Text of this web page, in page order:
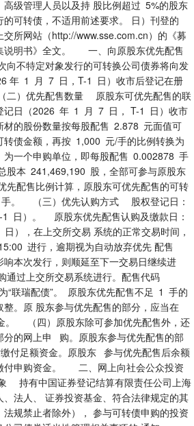
高级管理人员以及持 股比例超过 5%的股东
可转债，不适用前述要求。 日）刊登的
交所网站（http://www.sse.com.cn）的《募
说明书》全文。 一、向原股东优先配售
不特定对象发行的可转换公司债券将向发
年 1 月 7 日，T-1 日）收市后登记在册
）优先配售数量 原股东可优先配售的联
记日（2026 年 1 月 7 日， T-1 日）收市
材的股份数量按每股配售 2.878 元面值可
转债金额，再按 1,000 元/手的比例转换为
一个申购单位，即每股配售 0.002878 手
本 241,469,190 股，全部可参与原股东
先配售比例计算，原股东可优先配售的可转
。 （三）优先认购方式 股权登记日：
日）。 原股东优先配售认购及缴款日：
，在上交所交易 系统的正常交易时间，
进行，逾期视为自动放弃优先 配售
本次发行，则顺延至下一交易日继续进
过上交所交易系统进行。配售代码
“联瑞配债”。 原股东优先配售不足 1 手的
。原 股东参与优先配售的部分，应当在
。 （四）原股东除可参加优先配售外，还
分的网上申 购。原股东参与优先配售的部
付足额资金。原股东 参与优先配售后余额
付申购资金。 二、网上向社会公众投资
持有中国证券登记结算有限责任公司上海
法人、 证券投资基金、符合法律规定的其
规禁止者除外）， 参与可转债申购的投资